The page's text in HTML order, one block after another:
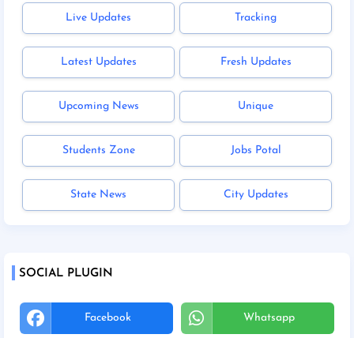
Live Updates Tracking
Latest Updates Fresh Updates
Upcoming News Unique
Students Zone Jobs Potal
State News City Updates
SOCIAL PLUGIN
Facebook Whatsapp